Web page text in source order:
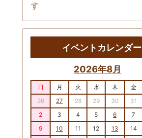
す
イベントカレンダー
2026年8月
日 月 火 水 木 金
26
27 28 29 30 31
2
3 4 5 6 7
9
10 11 12 13 14